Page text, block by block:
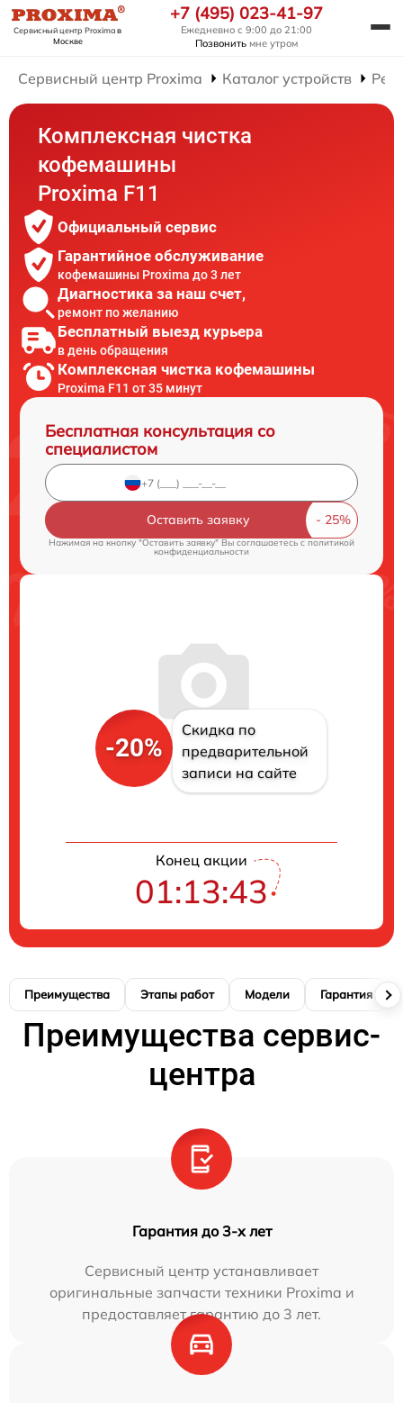
Сервисный центр Proximaв
Москве
+7 (495) 023-41-97
Ежедневно с 9:00 до 21:00
Позвонить мне утром
Сервисный центр Proxima Каталог устройств
Комплексная чистка
кофемашины
Proxima F11
Официальный сервис
Гарантийное обслуживание
кофемашины Proxima до 3 лет
Диагностика за наш счет,
ремонт по желанию
Бесплатный выезд курьера
в день обращения
Комплексная чистка кофемашины
Proxima F11 от 35 минут
Бесплатная консультация со
специалистом
Оставить заявку
Нажимая на кнопку "Оставить заявку" Вы соглашаетесь cполитикой
конфиденциальности
-20%
Скидка по
предварительной
записи на сайте
Конец акции
01:13:42
Преимущества Этапы работ Модели Гарантия
Преимущества сервис-
центра
Гарантия до 3-х лет
Сервисный центр устанавливает
оригинальные запчасти техники Proxima и
предоставляет гарантию до 3 лет.